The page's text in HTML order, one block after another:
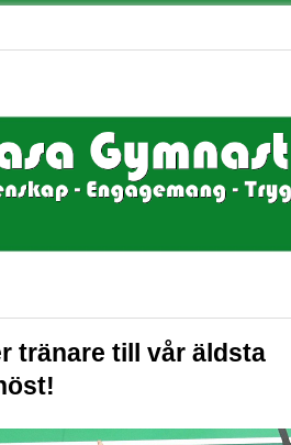
tränare till vår äldsta